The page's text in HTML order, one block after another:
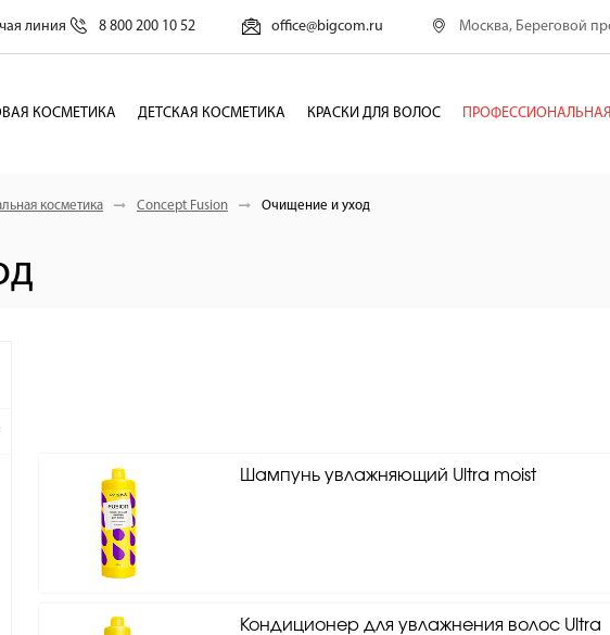
линия 8 800 200 10 52 office@bigcom.ru Москва, Береговой
КОСМЕТИКА ДЕТСКАЯ КОСМЕТИКА КРАСКИ ДЛЯ ВОЛОС
косметика Concept Fusion Очищение и уход
Шампунь увлажняющий Ultra moist
Кондиционер для увлажнения волос Ultra